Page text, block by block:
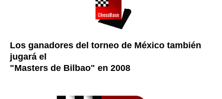
Los ganadores del torneo de México también
jugará el
"Masters de Bilbao" en 2008